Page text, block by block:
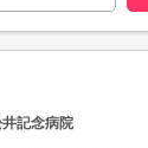
記念病院